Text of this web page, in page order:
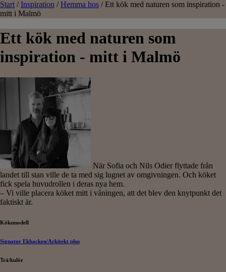
Start / Inspiration / Hemma hos / Ett kök med naturen som inspiration -
mitt i Malmö
Ett kök med naturen som
inspiration - mitt i Malmö
När Sofia och Nils Odier flyttade från
landet till stan ville de ta med sig lugnet av omgivningen. Och köket
fick spela huvudrollen i deras nya hem.
– Vi ville placera köket mitt i våningen, att det blev den knytpunkt det
faktiskt är.
Köksmodell
Signatur Ekbacken/Arkitekt plus
Trä/kulör